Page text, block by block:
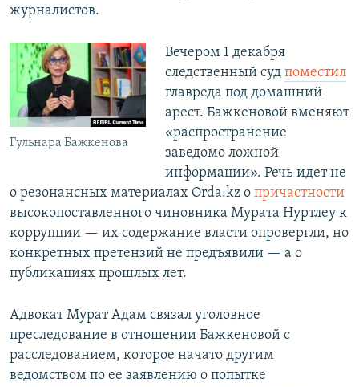
журналистов.
Гульнара Бажкенова
Вечером 1 декабря
следственный суд поместил
главреда под домашний
арест. Бажкеновой вменяют
«распространение
заведомо ложной
информации». Речь идет не
о резонансных материалах Orda.kz о причастности
высокопоставленного чиновника Мурата Нуртлеу к
коррупции — их содержание власти опровергли, но
конкретных претензий не предъявили — а о
публикациях прошлых лет.
Адвокат Мурат Адам связал уголовное
преследование в отношении Бажкеновой с
расследованием, которое начато другим
ведомством по ее заявлению о попытке